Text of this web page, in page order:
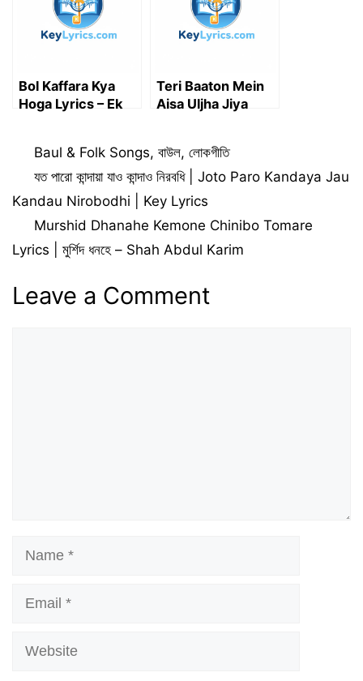
Hoilo Jala Lyrics
Bol Kaffara Kya
Hoga Lyrics – Ek
| Harshvardhan,
Sonam
Teri Baaton Mein
Aisa Uljha Jiya
Asees
Categories
Baul & Folk Songs,বাউল,লোকগীতি
যত পারো কান্দায়া যাও কান্দাও নিরবধি | Joto Paro Kandaya Jau
Kandau Nirobodhi | Key Lyrics
Murshid Dhanahe Kemone Chinibo Tomare
Lyrics | মুর্শিদ ধনহে – Shah Abdul Karim
Leave a Comment
Name
Email
Website